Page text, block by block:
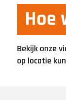
Hoe
Bekijk onze
op locatie